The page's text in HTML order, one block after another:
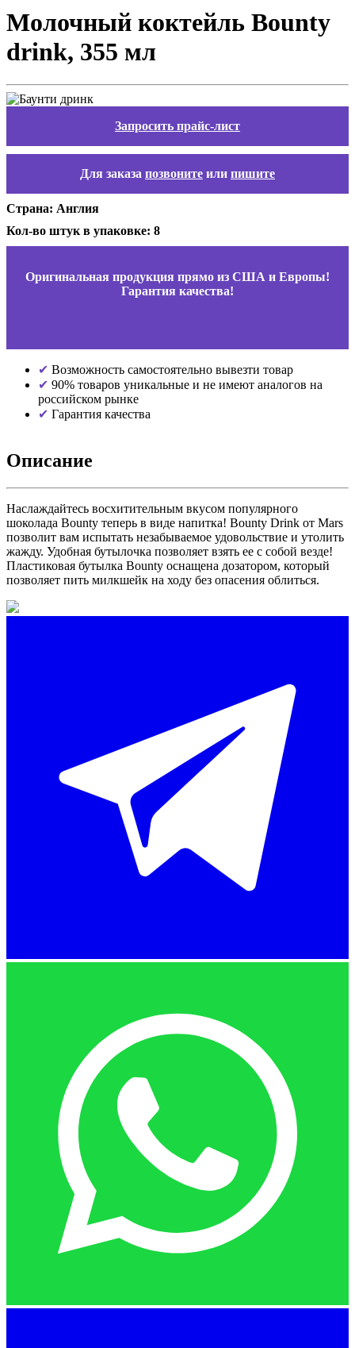
Молочный коктейль Bounty
drink, 355 мл
Запросить прайс-лист
Для заказа позвоните или пишите
Страна: Англия
Кол-во штук в упаковке: 8
Оригинальная продукция прямо из США и Европы!
Гарантия качества!
Возможность самостоятельно вывезти товар
90% товаров уникальные и не имеют аналогов на
российском рынке
Гарантия качества
Описание
Наслаждайтесь восхитительным вкусом популярного
шоколада Bounty теперь в виде напитка! Bounty Drink от Mars
позволит вам испытать незабываемое удовольствие и утолить
жажду. Удобная бутылочка позволяет взять ее с собой везде!
Пластиковая бутылка Bounty оснащена дозатором, который
позволяет пить милкшейк на ходу без опасения облиться.